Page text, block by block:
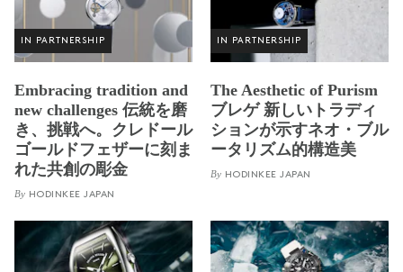
IN PARTNERSHIP
Embracing tradition and
new challenges 伝統を磨
き、挑戦へ。クレドール
ゴールドフェザーに刻ま
れた共創の彫金
By HODINKEE JAPAN
IN PARTNERSHIP
The Aesthetic of Purism
ブレゲ 新しいトラディ
ションが示すネオ・ブル
ータリズム的構造美
By HODINKEE JAPAN